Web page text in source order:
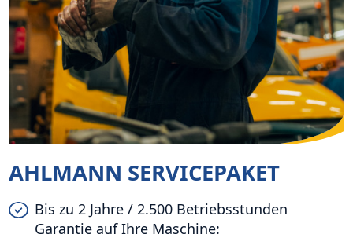
AHLMANN SERVICEPAKET
Bis zu 2 Jahre / 2.500 Betriebsstunden
Garantie auf Ihre Maschine: